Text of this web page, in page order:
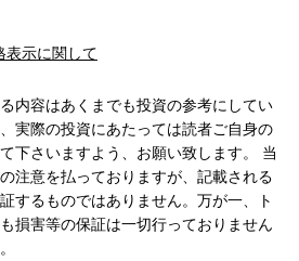
表示に関して
内容はあくまでも投資の参考にしてい
実際の投資にあたっては読者ご自身の
下さいますよう、お願い致します。 当
注意を払っておりますが、記載される
するものではありません。万が一、ト
損害等の保証は一切行っておりません